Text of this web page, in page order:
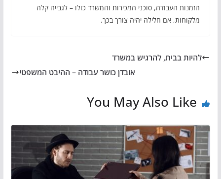
הזמנות העבודה, סוכני המכירות והמשרד כולו – לגבייה קלה
מלקוחות, אם חלילה יהיה צורך בכך.
להיות בבית, להרגיש במשרד
אובדן כושר עבודה – ההיבט המשפטי
You May Also Like